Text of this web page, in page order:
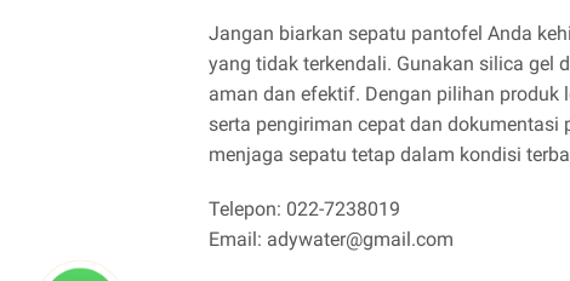
Jangan biarkan sepatu pantofel Anda
yang tidak terkendali. Gunakan silica gel
aman dan efektif. Dengan pilihan produk
serta pengiriman cepat dan dokumentasi
menjaga sepatu tetap dalam kondisi
Telepon: 022-7238019
Email: adywater@gmail.com